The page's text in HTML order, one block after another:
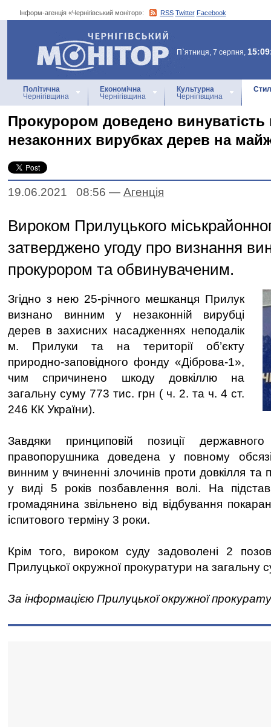
Інформ-агенція «Чернігівський монітор»: RSS Twitter Facebook
Інформ-агенція
«Чернігівський монітор»
П`ятниця, 7 серпня,
Політична
Чернігівщина
Економічна
Чернігівщина
Культурна
Чернігівщина
Прокурором доведено винуватість
незаконних вирубках дерев на
19.06.2021 08:56 — Агенцiя
Вироком Прилуцького
затверджено угоду про визнання
прокурором та обвинуваченим.
Згідно з нею 25-річного мешканця Прилук
визнано винним у незаконній вирубці
дерев в захисних насадженнях неподалік
м. Прилуки та на території об’єкту
природно-заповідного фонду «Діброва-1»,
чим спричинено шкоду довкіллю на
загальну суму 773 тис. грн ( ч. 2. та ч. 4 ст.
246 КК України).
Завдяки принциповій позиції
правопорушника доведена у повному
винним у вчиненні злочинів проти довкілля та
у виді 5 років позбавлення волі. На
громадянина звільнено від відбування
іспитового терміну 3 роки.
Крім того, вироком суду задоволені 2
Прилуцької окружної прокуратури на загальну
За інформацією Прилуцької окружної